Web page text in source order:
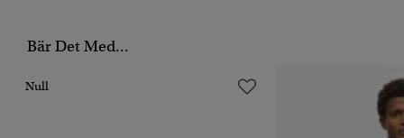
Bär Det Med...
Null